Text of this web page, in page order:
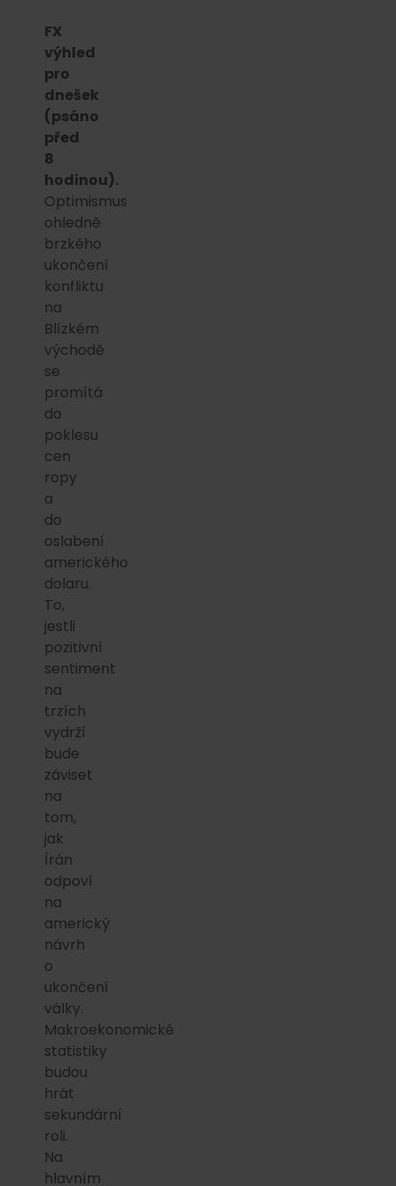
FX
výhled
pro
dnešek
(psáno
před
8
hodinou).
Optimismus
ohledně
brzkého
ukončení
konfliktu
na
Blízkém
východě
se
promítá
do
poklesu
cen
ropy
a
do
oslabení
amerického
dolaru.
To,
jestli
pozitivní
sentiment
na
trzích
vydrží
bude
záviset
na
tom,
jak
Írán
odpoví
na
americký
návrh
o
ukončení
války.
Makroekonomické
statistiky
budou
hrát
sekundární
roli.
Na
hlavním